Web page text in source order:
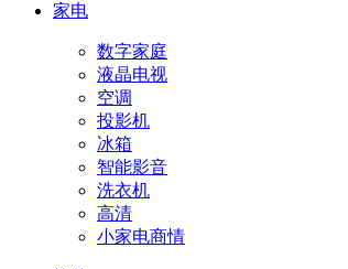
家电
数字家庭
液晶电视
空调
投影机
冰箱
智能影音
洗衣机
高清
小家电商情